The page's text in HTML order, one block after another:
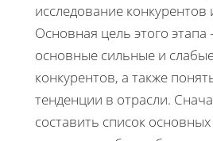
исследование конкурентов
Основная цель этого этапа
основные сильные и
конкурентов, а также
тенденции в отрасли.
составить список